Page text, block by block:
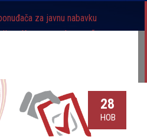
za javnu nabavku
Koncertne dvorane“ za
Istočnom Sarajevu i Muzičke
Sarajevu
28
НОВ